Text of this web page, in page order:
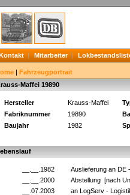
Mitarbeiter
| Fahrzeugportrait
Maffei 19890
Hersteller Krauss-Maffei
Fabriknummer
19890
Baujahr
1982
__.__.1982
Auslieferung an
__.__.2000
Abstellung [nach
__.07.2003
an LogServ -